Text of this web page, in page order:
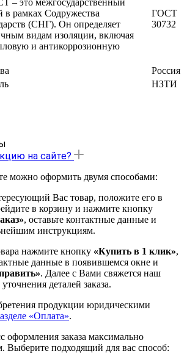
– это межгосударственный
в рамках Содружества
(СНГ). Он определяет
видам изоляции, включая
и антикоррозионную
ГОСТ
30732
Россия
НЗТИ
на сайте?
можно оформить двумя способами:
Вас товар, положите его в
в корзину и нажмите кнопку
, оставьте контактные данные и
инструкциям.
нажмите кнопку «Купить в 1 клик»,
данные в появившемся окне и
. Далее с Вами свяжется наш
деталей заказа.
продукции юридическими
«Оплата».
оформления заказа максимально
Выберите подходящий для вас способ: